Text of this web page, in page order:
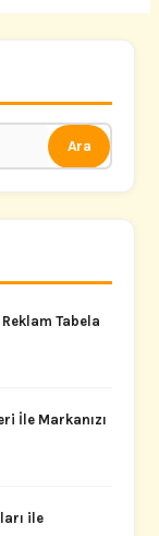
Ara
Tabela
İle Markanızı
ile